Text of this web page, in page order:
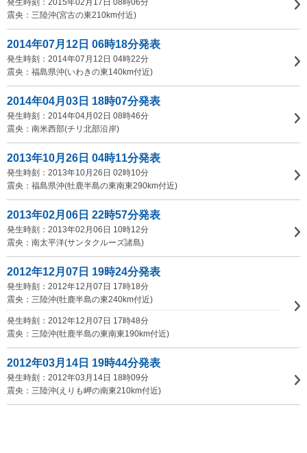
発生時刻：2015年02月17日 08時06分
震央：三陸沖(宮古の東210km付近)
2014年07月12日 06時18分発表
発生時刻：2014年07月12日 04時22分
震央：福島県沖(いわきの東140km付近)
2014年04月03日 18時07分発表
発生時刻：2014年04月02日 08時46分
震央：南米西部(チリ北部沿岸)
2013年10月26日 04時11分発表
発生時刻：2013年10月26日 02時10分
震央：福島県沖(牡鹿半島の東南東290km付近)
2013年02月06日 22時57分発表
発生時刻：2013年02月06日 10時12分
震央：南太平洋(サンタクルーズ諸島)
2012年12月07日 19時24分発表
発生時刻：2012年12月07日 17時18分
震央：三陸沖(牡鹿半島の東240km付近)
発生時刻：2012年12月07日 17時48分
震央：三陸沖(牡鹿半島の東南東190km付近)
2012年03月14日 19時44分発表
発生時刻：2012年03月14日 18時09分
震央：三陸沖(えりも岬の南東210km付近)